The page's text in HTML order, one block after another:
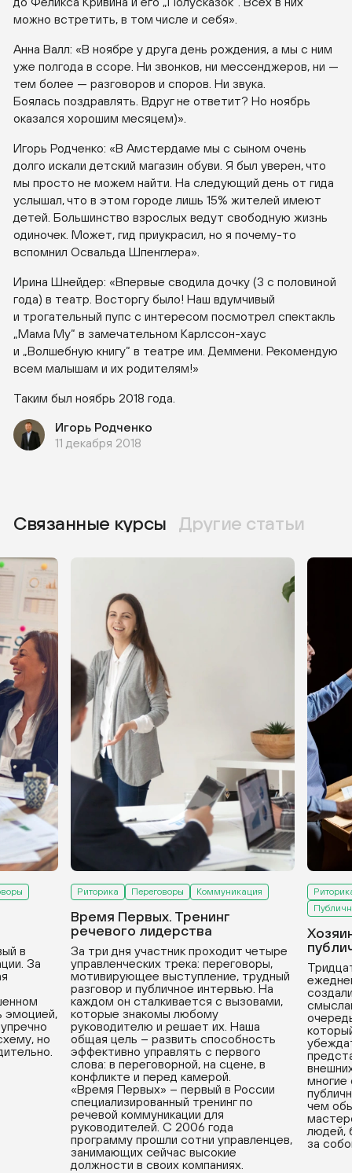
можно встретить, в том числе и себя».
Анна Валл: «В ноябре у друга день рождения, а мы с ним
уже полгода в ссоре. Ни звонков, ни мессенджеров, ни —
тем более — разговоров и споров. Ни звука.
Боялась поздравлять. Вдруг не ответит? Но ноябрь
оказался хорошим месяцем)».
Игорь Родченко: «В Амстердаме мы с сыном очень
долго искали детский магазин обуви. Я был уверен, что
мы просто не можем найти. На следующий день от гида
услышал, что в этом городе лишь 15% жителей имеют
детей. Большинство взрослых ведут свободную жизнь
одиночек. Может, гид приукрасил, но я почему-то
вспомнил Освальда Шпенглера».
Ирина Шнейдер: «Впервые сводила дочку (3 с половиной
года) в театр. Восторгу было! Наш вдумчивый
и трогательный пупс с интересом посмотрел спектакль
„Мама Му“ в замечательном Карлссон-хаус
и „Волшебную книгу“ в театре им. Деммени. Рекомендую
всем малышам и их родителям!»
Таким был ноябрь 2018 года.
Игорь Родченко
11 декабря 2018
Связанные курсы Другие статьи
в
За
эмоцией,
но
Риторика Переговоры Коммуникация
Время Первых. Тренинг
речевого лидерства
За три дня участник проходит четыре
управленческих трека: переговоры,
мотивирующее выступление, трудный
разговор и публичное интервью. На
каждом он сталкивается с вызовами,
которые знакомы любому
руководителю и решает их. Наша
общая цель – развить способность
эффективно управлять с первого
слова: в переговорной, на сцене, в
конфликте и перед камерой.
«Время Первых» – первый в России
специализированный тренинг по
речевой коммуникации для
руководителей. С 2006 года
программу прошли сотни управленцев,
занимающих сейчас высокие
должности в своих компаниях.
многие
чем
людей,
за